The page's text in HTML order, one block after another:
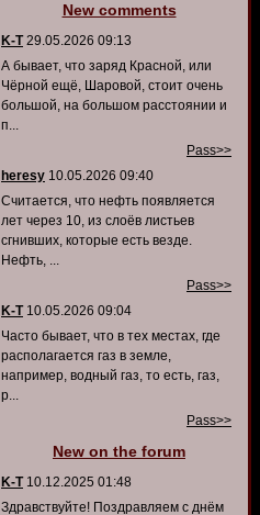
New comments
K-T29.05.2026 09:13
А бывает, что заряд Красной, или
Чёрной ещё, Шаровой, стоит очень
большой, на большом расстоянии и
п...
Pass>>
heresy 10.05.2026 09:40
Считается, что нефть появляется
лет через 10, из слоёв листьев
сгнивших, которые есть везде.
Нефть, ...
Pass>>
K-T10.05.2026 09:04
Часто бывает, что в тех местах, где
располагается газ в земле,
например, водный газ, то есть, газ,
р...
Pass>>
New on the forum
K-T10.12.2025 01:48
Здравствуйте! Поздравляем с днём